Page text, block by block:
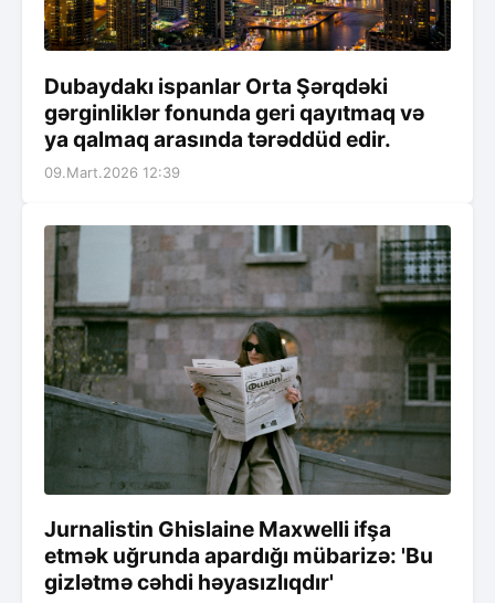
Dubaydakı ispanlar Orta Şərqdəki
gərginliklər fonunda geri qayıtmaq və
ya qalmaq arasında tərəddüd edir.
09.Mart.2026 12:39
Jurnalistin Ghislaine Maxwelli ifşa
etmək uğrunda apardığı mübarizə: 'Bu
gizlətmə cəhdi həyasızlıqdır'